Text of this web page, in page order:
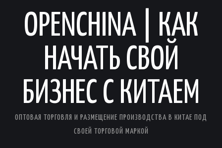
OPENCHINA | КАК
НАЧАТЬ СВОЙ
БИЗНЕС С КИТАЕМ
ОПТОВАЯ ТОРГОВЛЯ И РАЗМЕЩЕНИЕ ПРОИЗВОДСТВА В КИТАЕ ПОД
СВОЕЙ ТОРГОВОЙ МАРКОЙ